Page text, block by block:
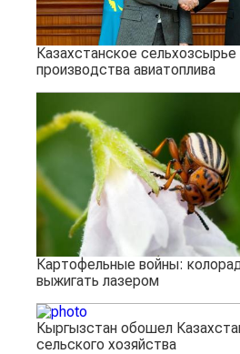
Казахстанское
производства авиатоплива
Картофельные войны:
выжигать лазером
Кыргызстан обошел
сельского хозяйства